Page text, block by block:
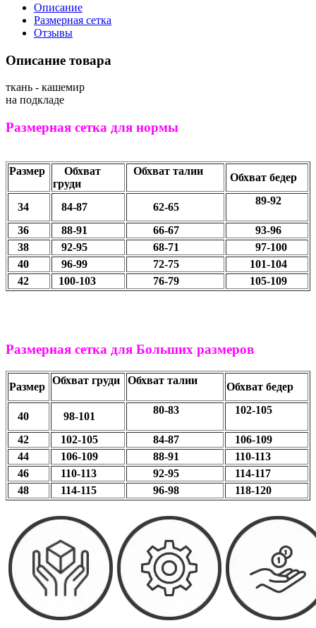
Описание
Размерная сетка
Отзывы
Описание товара
ткань - кашемир
на подкладе
Размерная сетка для нормы
Размер
Обхват
груди
Обхват талии
Обхват бедер
34 84-87 62-65
89-92
36 88-91 66-67
93-96
38
92-95 68-71
97-100
40
96-99 72-75
101-104
42
100-103 76-79 105-109
Размерная сетка для Больших размеров
Размер
Обхват груди Обхват талии
Обхват бедер
40 98-101
80-83 102-105
42 102-105 84-87
106-109
44
106-109 88-91
110-113
46
110-113 92-95
114-117
48
114-115 96-98 118-120